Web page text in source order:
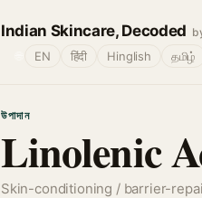
Indian Skincare, Decoded
EN हिंदी Hinglish தமிழ்
উপাদান
Linolenic
Skin-conditioning / barrier-